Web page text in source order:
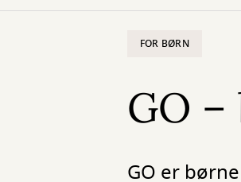
FOR BØRN
GO
GO er